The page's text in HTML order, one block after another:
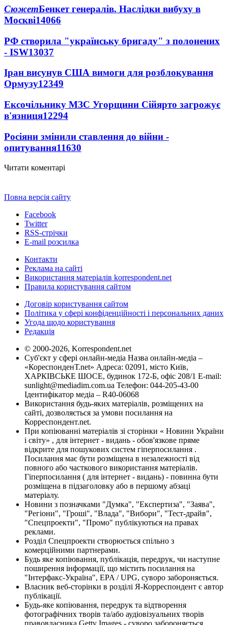
СюжетБенкет генералів. Наслідки вибуху в
Москві14066
РФ створила "українську бригаду" з полонених
- ISW13037
Іран висунув США вимоги для розблокування
Ормузу12349
Ексочільнику МЗС Угорщини Сійярто загрожує
в'язниця12294
Росіяни змінили ставлення до війни -
опитування11630
Читати коментарі
Повна версія сайту
Facebook
Twitter
RSS-стрічки
E-mail розсилка
Контакти
Реклама на сайті
Використання матеріалів korrespondent.net
Правила користування сайтом
Договір користування сайтом
Політика у сфері конфіденційності і персональних даних
Угода щодо користування
Редакція
© 2000-2026, Korrespondent.net
Суб'єкт у сфері онлайн-медіа Назва онлайн-медіа –
«КореспонденТ.net» Адреса: 02091, місто Київ,
ХАРКІВСЬКЕ ШОСЕ, будинок 172-Б, офіс 208/1 E-mail:
sunlight@mediadim.com.ua Телефон: 044-205-43-00
Ідентифікатор медіа – R40-06068
Використання будь-яких матеріалів, розміщених на
сайті, дозволяється за умови посилання на
Корреспондент.net.
При копіюванні матеріалів зі сторінки « Новини України
і світу» , для інтернет - видань - обов'язкове пряме
відкрите для пошукових систем гіперпосилання .
Посилання має бути розміщена в незалежності від
повного або часткового використання матеріалів.
Гіперпосилання ( для інтернет - видань) - повинна бути
розміщена в підзаголовку або в першому абзаці
матеріалу.
Новини з позначками "Думка", "Експертиза", "Заява",
"Регіони", "Гроші", "Влада", "Вибори", "Тест-драйв",
"Спецпроекти", "Промо" публікуються на правах
реклами.
Розділ Спецпроекти створюється спільно з
комерційними партнерами.
Будь яке копіювання, публікація, передрук, чи наступне
поширення інформації, що містить посилання на
"Інтерфакс-Україна", EPA / UPG, суворо забороняється.
Власник веб-сторінки в розділі Я-Корреспондент є автор
публікації.
Будь-яке копіювання, передрук та відтворення
фотографічних творів та/або аудіовізуальних творів
правовласника Getty Images - суворо забороняється.